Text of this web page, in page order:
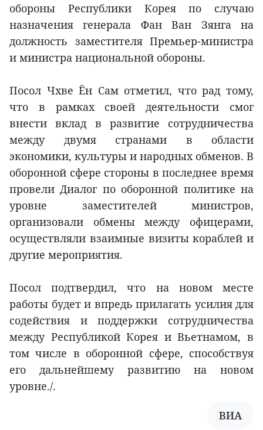
обороны Республики Корея по случаю
назначения генерала Фан Ван Зянга на
должность заместителя Премьер-министра
и министра национальной обороны.
Посол Чхве Ён Сам отметил, что рад тому,
что в рамках своей деятельности смог
внести вклад в развитие сотрудничества
между двумя странами в области
экономики, культуры и народных обменов. В
оборонной сфере стороны в последнее время
провели Диалог по оборонной политике на
уровне заместителей министров,
организовали обмены между офицерами,
осуществляли взаимные визиты кораблей и
другие мероприятия.
Посол подтвердил, что на новом месте
работы будет и впредь прилагать усилия для
содействия и поддержки сотрудничества
между Республикой Корея и Вьетнамом, в
том числе в оборонной сфере, способствуя
его дальнейшему развитию на новом
уровне./.
ВИА